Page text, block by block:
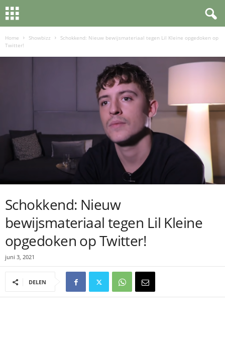
Home Showbizz
Schokkend: Nieuw bewijsmateriaal tegen Lil Kleine opgedoken op
Twitter!
Schokkend: Nieuw
bewijsmateriaal tegen Lil Kleine
opgedoken op Twitter!
juni 3, 2021
DELEN